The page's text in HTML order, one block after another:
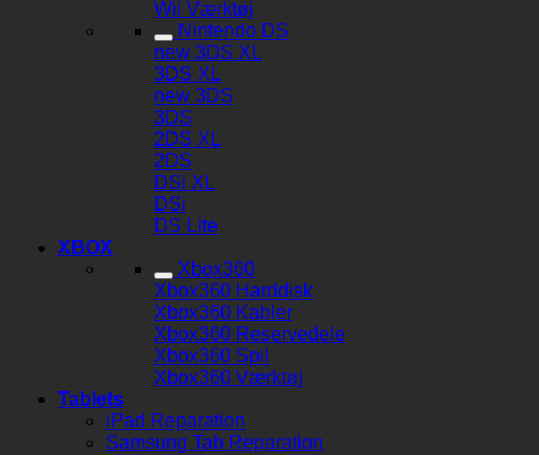
Wii Værktøj
Nintendo DS
new 3DS XL
3DS XL
new 3DS
3DS
2DS XL
2DS
DSi XL
DSi
DS Lite
XBOX
Xbox360
Xbox360 Harddisk
Xbox360 Kabler
Xbox360 Reservedele
Xbox360 Spil
Xbox360 Værktøj
Tablets
iPad Reparation
Samsung Tab Reparation